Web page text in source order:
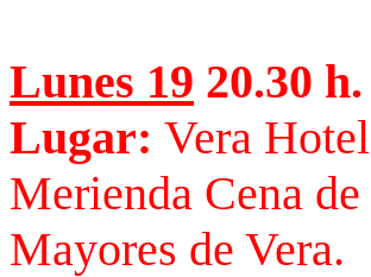
Lunes 19 20.30 h.
Lugar: Vera
Merienda Cena
Mayores de Vera.